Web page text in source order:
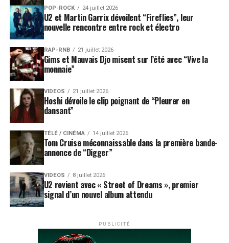
POP-ROCK 24 juillet 2026
U2 et Martin Garrix dévoilent “Fireflies”, leur
nouvelle rencontre entre rock et électro
RAP-RNB 21 juillet 2026
Gims et Mauvais Djo misent sur l’été avec “Vive la
monnaie”
VIDEOS 21 juillet 2026
Hoshi dévoile le clip poignant de “Pleurer en
dansant”
TÉLÉ / CINÉMA 14 juillet 2026
Tom Cruise méconnaissable dans la première bande-
annonce de “Digger”
VIDEOS 8 juillet 2026
U2 revient avec « Street of Dreams », premier
signal d’un nouvel album attendu
PUBLICITÉ